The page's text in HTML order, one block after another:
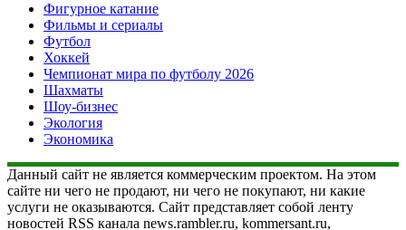
Фигурное катание
Фильмы и сериалы
Футбол
Хоккей
Чемпионат мира по футболу 2026
Шахматы
Шоу-бизнес
Экология
Экономика
Данный сайт не является коммерческим проектом. На этом
сайте ни чего не продают, ни чего не покупают, ни какие
услуги не оказываются. Сайт представляет собой ленту
новостей RSS канала news.rambler.ru, kommersant.ru,